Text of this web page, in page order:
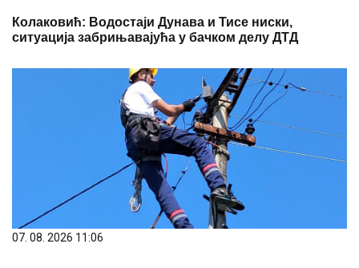
Колаковић: Водостаји Дунава и Тисе ниски,
ситуација забрињавајућа у бачком делу ДТД
07. 08. 2026 11:06